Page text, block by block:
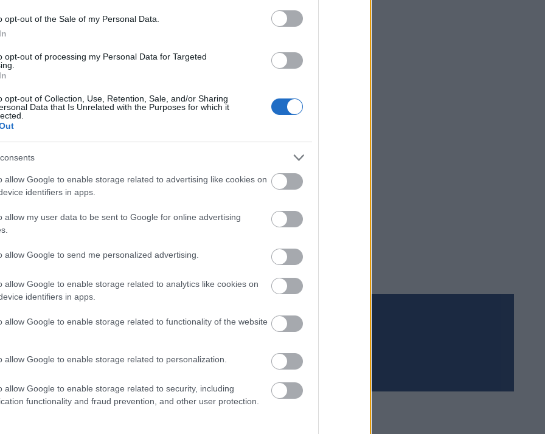
opt-out of the Sale of my Personal Data.
opt-out of processing my Personal Data for Targeted
opt-out of Collection, Use, Retention, Sale, and/or Sharing
Data that Is Unrelated with the Purposes for which it
allow Google to enable storage related to advertising like cookies on
identifiers in apps.
allow my user data to be sent to Google for online advertising
allow Google to send me personalized advertising.
allow Google to enable storage related to analytics like cookies on
identifiers in apps.
allow Google to enable storage related to functionality of the website
allow Google to enable storage related to personalization.
allow Google to enable storage related to security, including
functionality and fraud prevention, and other user protection.
og Tour de Ski, samt at alle resultater i verdenscupen
februar/mars.
menn